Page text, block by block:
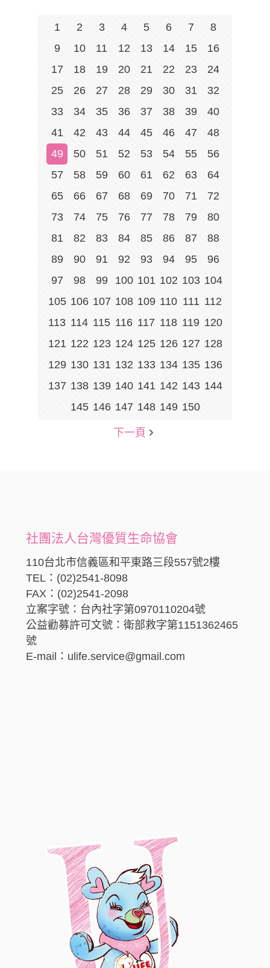
1 2 3 4 5 6 7
8
9
10 11 12 13 14 15
16
17
18 19 20 21 22 23
24
25
26 27 28 29 30 31
32
33
34 35 36 37 38 39
40
41
42 43 44 45 46 47
48
49
50 51 52 53 54 55
56
57
58 59 60 61 62 63
64
65
66 67 68 69 70 71
72
73
74 75 76 77 78 79
80
81
82 83 84 85 86 87
88
89
90 91 92 93 94 95
96
97
98 99 100 101 102 103 104
105 106 107 108 109 110 111 112
113 114 115 116 117 118 119 120
121 122 123 124 125 126 127 128
129 130 131 132 133 134 135 136
137 138 139 140 141 142 143 144
145 146 147 148 149 150
下一頁
社團法人台灣優質生命協會
110台北市信義區和平東路三段557號2樓
TEL：(02)2541-8098
FAX：(02)2541-2098
立案字號：台內社字第0970110204號
公益勸募許可文號：衛部救字第1151362465
號
E-mail：ulife.service@gmail.com